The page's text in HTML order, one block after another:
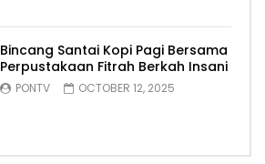
Bincang Santai Kopi Pagi Bersama
Perpustakaan Fitrah Berkah Insani
PONTV OCTOBER 12, 2025